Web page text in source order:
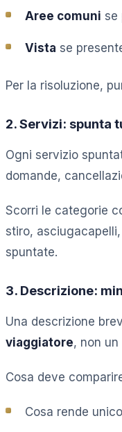
Aree comuni se
Vista se
Per la risoluzione,
2. Servizi: spunta
Ogni servizio
domande,
Scorri le categorie
stiro,
spuntate.
3. Descrizione:
Una descrizione
viaggiatore, non
Cosa deve
Cosa rende